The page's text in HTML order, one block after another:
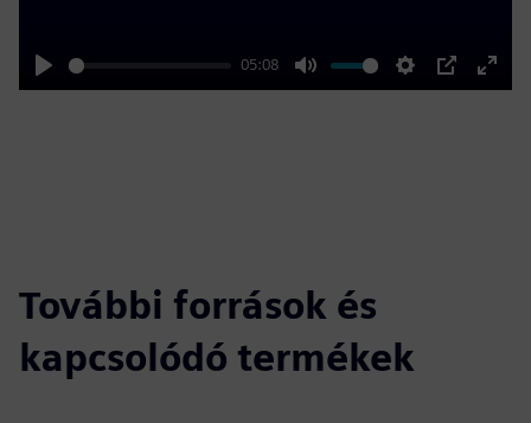
Play
05:08
Mute Settings
PIP
Enter
További források és
kapcsolódó termékek